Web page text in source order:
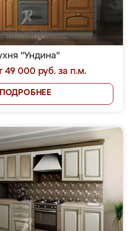
"Ундина"
49 000 руб. за п.м.
ПОДРОБНЕЕ